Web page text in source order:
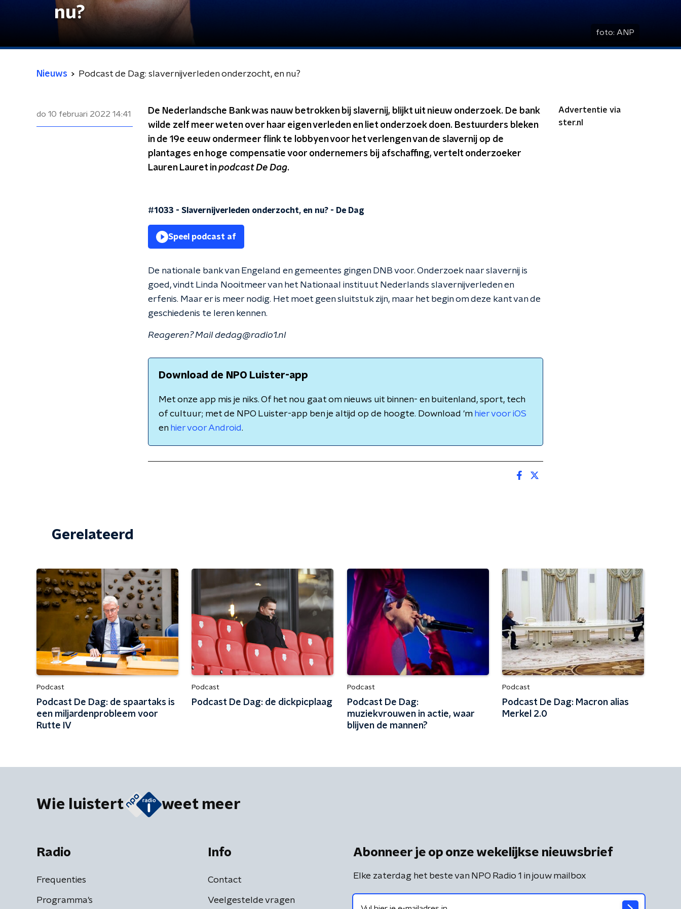
nu?
foto: ANP
Nieuws Podcast de Dag: slavernijverleden onderzocht, en nu?
do 10 februari 2022 14:41
De Nederlandsche Bank was nauw betrokken bij slavernij, blijkt uit nieuw onderzoek. De bank
wilde zelf meer weten over haar eigen verleden en liet onderzoek doen. Bestuurders bleken
in de 19e eeuw ondermeer flink te lobbyen voor het verlengen van de slavernij op de
plantages en hoge compensatie voor ondernemers bij afschaffing, vertelt onderzoeker
Lauren Lauret inpodcast De Dag.
#1033 - Slavernijverleden onderzocht, en nu? - De Dag
Speel podcast af
De nationale bank van Engeland en gemeentes gingen DNB voor. Onderzoek naar slavernij is
goed, vindt Linda Nooitmeer van het Nationaal instituut Nederlands slavernijverleden en
erfenis. Maar er is meer nodig. Het moet geen sluitstuk zijn, maar het begin om deze kant van de
geschiedenis te leren kennen.
Reageren? Mail dedag@radio1.nl
Download de NPO Luister-app
Met onze app mis je niks. Of het nou gaat om nieuws uit binnen- en buitenland, sport, tech
of cultuur; met de NPO Luister-app ben je altijd op de hoogte. Download 'm hier voor iOS
en hier voor Android.
Advertentie via
ster.nl
Gerelateerd
Podcast
Podcast De Dag: de spaartaks is
een miljardenprobleem voor
Rutte IV
Podcast
Podcast De Dag: de dickpicplaag
Podcast
Podcast De Dag:
muziekvrouwen in actie, waar
blijven de mannen?
Podcast
Podcast De Dag: Macron alias
Merkel 2.0
Wie luistert weet meer
Radio
Frequenties
Programma's
Info
Contact
Veelgestelde vragen
Abonneer je op onze wekelijkse nieuwsbrief
Elke zaterdag het beste van NPO Radio 1 in jouw mailbox